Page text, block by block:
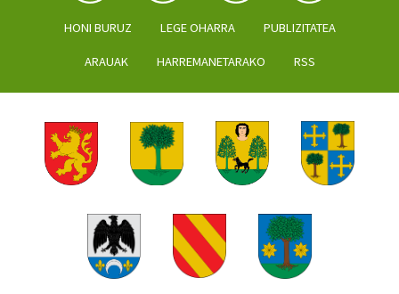
HONI BURUZ LEGE OHARRA PUBLIZITATEA
ARAUAK HARREMANETARAKO RSS